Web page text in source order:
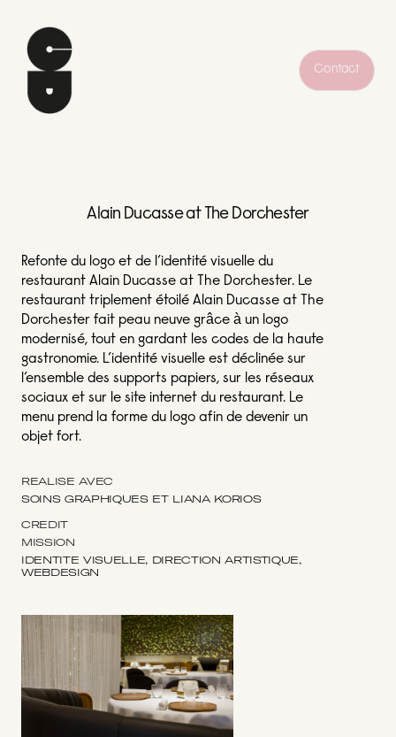
Contact
Alain Ducasse at The Dorchester
Refonte du logo et de l’identité visuelle du
restaurant Alain Ducasse at The Dorchester. Le
restaurant triplement étoilé Alain Ducasse at The
Dorchester fait peau neuve grâce à un logo
modernisé, tout en gardant les codes de la haute
gastronomie. L’identité visuelle est déclinée sur
l’ensemble des supports papiers, sur les réseaux
sociaux et sur le site internet du restaurant. Le
menu prend la forme du logo afin de devenir un
objet fort.
RÉALISÉ AVEC
SOINS GRAPHIQUES ET LIANA KORIOS
CRÉDIT
MISSION
IDENTITÉ VISUELLE, DIRECTION ARTISTIQUE,
WEBDESIGN